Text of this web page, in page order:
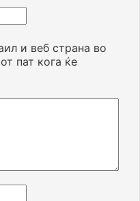
и веб страна во
пат кога ќе